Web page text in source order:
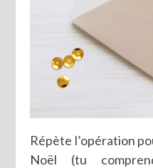
Répète l’opération
Noël (tu